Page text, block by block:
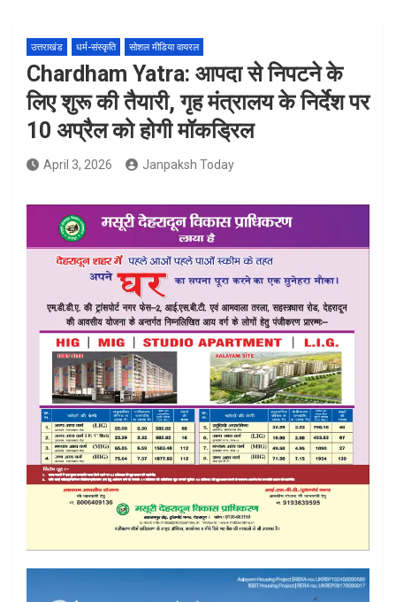
उत्तराखंड धर्म-संस्कृति सोशल मीडिया वायरल
Chardham Yatra: आपदा से निपटने के
लिए शुरू की तैयारी, गृह मंत्रालय के निर्देश पर
10 अप्रैल को होगी मॉकड्रिल
April 3, 2026 Janpaksh Today